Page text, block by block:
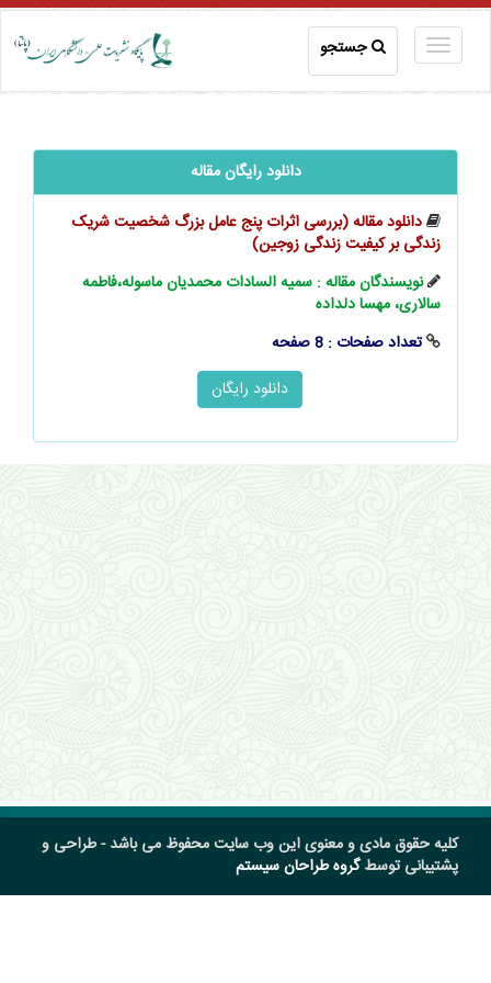
جستجو
دانلود رایگان مقاله
دانلود مقاله (بررسی اثرات پنج عامل بزرگ شخصیت شریک
زندگی بر کیفیت زندگی زوجین)
نویسندگان مقاله : سمیه السادات محمدیان ماسوله،فاطمه
سالاری، مهسا دلداده
تعداد صفحات : 8 صفحه
کلیه حقوق مادی و معنوی این وب سایت محفوظ می باشد - طراحی و
پشتیبانی توسطگروه طراحان سیستم